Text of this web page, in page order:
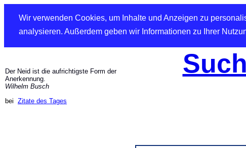
Wir verwenden Cookies, um Inhalte und Anzeigen zu
analysieren. Außerdem geben wir Informationen zu Ihrer
Der Neid ist die aufrichtigste Form der
Anerkennung.
Wilhelm Busch
bei Zitate des Tages